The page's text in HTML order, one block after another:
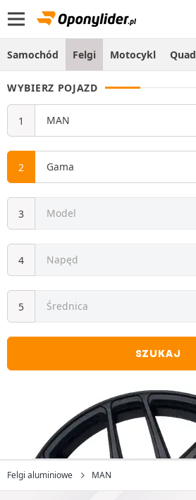
Samochód Felgi Motocykl Quad
WYBIERZ POJAZD
SZUKAJ
Felgi aluminiowe MAN